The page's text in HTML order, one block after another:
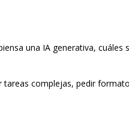
una IA generativa, cuáles
complejas, pedir